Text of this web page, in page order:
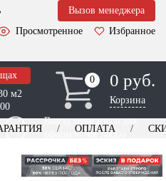
Вызов менеджера
Просмотренное
Избранное
м2
0
0 0 руб.
Корзина
Выезд менеджера для
оформления заказа
ОПЛАТА